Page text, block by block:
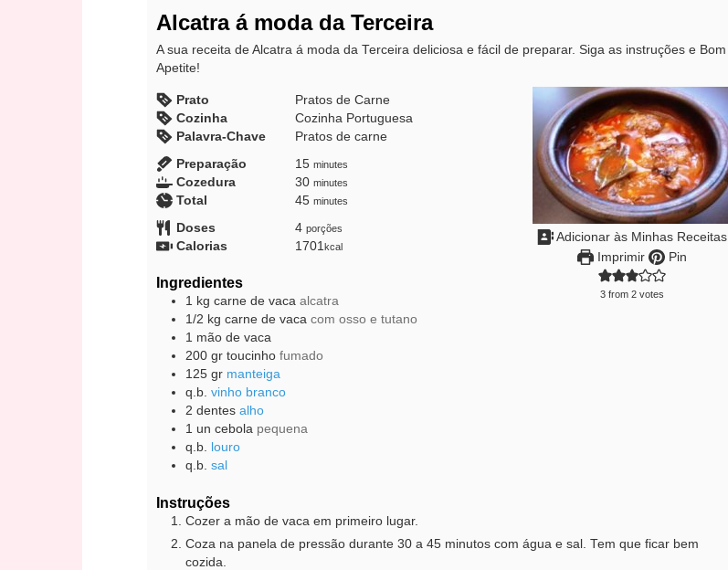
Alcatra á moda da Terceira
A sua receita de Alcatra á moda da Terceira deliciosa e fácil de preparar. Siga as instruções e Bom
Apetite!
Adicionar às Minhas Receitas
Imprimir
Pin
3 from 2 votes
Prato
Pratos de Carne
Cozinha
Cozinha Portuguesa
Palavra-Chave
Pratos de carne
Preparação
15minutes
minutes
Cozedura 30minutes
minutes
Total 45minutes
minutes
Doses 4 porções
Calorias 1701kcal
Ingredientes
1 kg carne de vaca alcatra
1/2 kg carne de vaca com osso e tutano
1 mão de vaca
200 gr toucinho fumado
125 gr manteiga
q.b. vinho branco
2 dentes alho
1 un cebola pequena
q.b. louro
q.b. sal
Instruções
Cozer a mão de vaca em primeiro lugar.
Coza na panela de pressão durante 30 a 45 minutos com água e sal. Tem que ficar bem
cozida.